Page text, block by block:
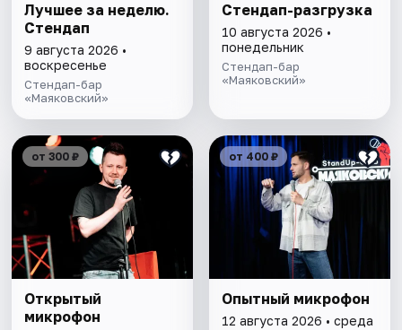
Лучшее за неделю.
Стендап
9 августа 2026 •
воскресенье
Стендап-бар
«Маяковский»
Стендап-разгрузка
10 августа 2026 •
понедельник
Стендап-бар
«Маяковский»
от 300 ₽
Открытый
микрофон
от 400 ₽
Опытный микрофон
12 августа 2026 • среда